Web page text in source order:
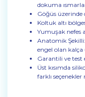
dokuma
Göğüs üzerinde
Koltuk altı
Yumuşak nefes
Anatomik Şekilli:
engel olan
Garantili ve test
Üst kısımda
farklı